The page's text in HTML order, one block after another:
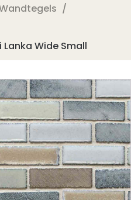
Lanka Wide Small